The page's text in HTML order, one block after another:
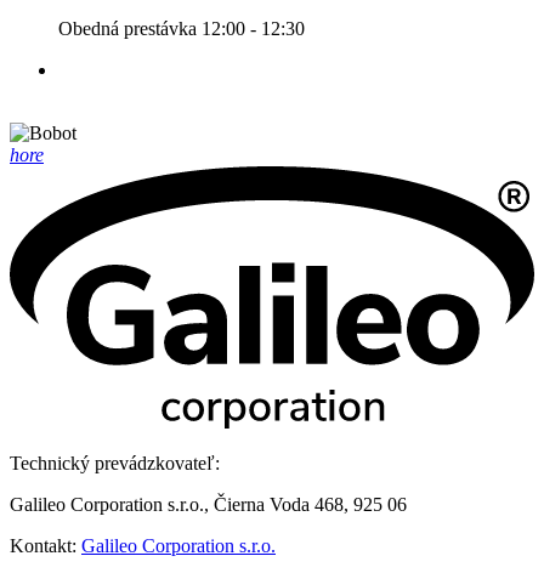
Obedná prestávka 12:00 - 12:30
hore
Technický prevádzkovateľ:
Galileo Corporation s.r.o., Čierna Voda 468, 925 06
Kontakt: Galileo Corporation s.r.o.